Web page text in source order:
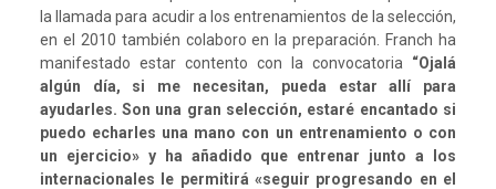
la llamada para acudir a los entrenamientos de la selección,
en el 2010 también colaboro en la preparación. Franch ha
manifestado estar contento con la convocatoria “Ojalá
algún día, si me necesitan, pueda estar allí para
ayudarles. Son una gran selección, estaré encantado si
puedo echarles una mano con un entrenamiento o con
un ejercicio» y ha añadido que entrenar junto a los
internacionales le permitirá «seguir progresando en el